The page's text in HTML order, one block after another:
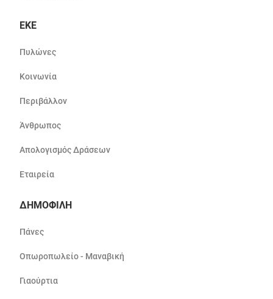
ΕΚΕ
Πυλώνες
Κοινωνία
Περιβάλλον
Άνθρωπος
Απολογισμός Δράσεων
Εταιρεία
ΔΗΜΟΦΙΛΗ
Πάνες
Οπωροπωλείο - Μαναβική
Γιαούρτια